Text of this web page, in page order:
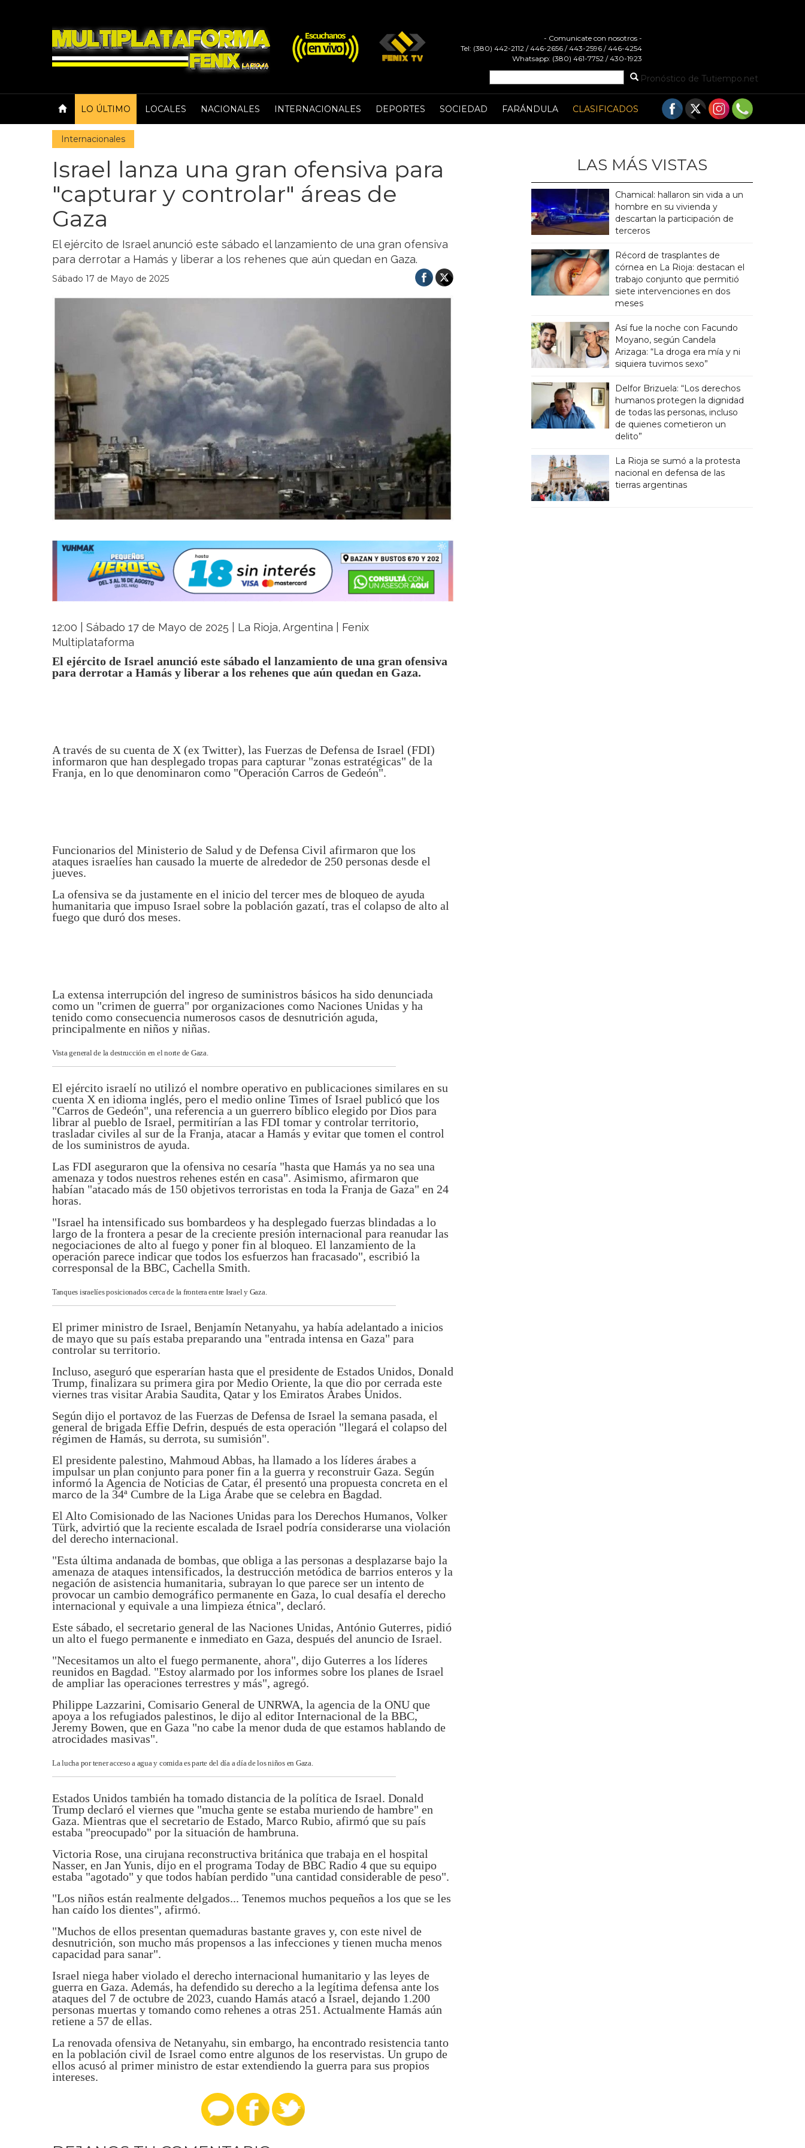
- Comunicate con nosotros -
Tel: (380) 442-2112 / 446-2656 / 443-2596 / 446-4254
Whatsapp: (380) 461-7752 / 430-1923
Pronóstico de Tutiempo.net
LO ÚLTIMO LOCALES NACIONALES INTERNACIONALES DEPORTES SOCIEDAD FARÁNDULA CLASIFICADOS
Internacionales
Israel lanza una gran ofensiva para
"capturar y controlar" áreas de
Gaza
El ejército de Israel anunció este sábado el lanzamiento de una gran ofensiva
para derrotar a Hamás y liberar a los rehenes que aún quedan en Gaza.
Sábado 17 de Mayo de 2025
12:00 | Sábado 17 de Mayo de 2025 | La Rioja, Argentina | Fenix
Multiplataforma
El ejército de Israel anunció este sábado el lanzamiento de una gran ofensiva
para derrotar a Hamás y liberar a los rehenes que aún quedan en Gaza.
A través de su cuenta de X (ex Twitter), las Fuerzas de Defensa de Israel (FDI)
informaron que han desplegado tropas para capturar "zonas estratégicas" de la
Franja, en lo que denominaron como "Operación Carros de Gedeón".
Funcionarios del Ministerio de Salud y de Defensa Civil afirmaron que los
ataques israelíes han causado la muerte de alrededor de 250 personas desde el
jueves.
La ofensiva se da justamente en el inicio del tercer mes de bloqueo de ayuda
humanitaria que impuso Israel sobre la población gazatí, tras el colapso de alto al
fuego que duró dos meses.
La extensa interrupción del ingreso de suministros básicos ha sido denunciada
como un "crimen de guerra" por organizaciones como Naciones Unidas y ha
tenido como consecuencia numerosos casos de desnutrición aguda,
principalmente en niños y niñas.
Vista general de la destrucción en el norte de Gaza.
El ejército israelí no utilizó el nombre operativo en publicaciones similares en su
cuenta X en idioma inglés, pero el medio online Times of Israel publicó que los
"Carros de Gedeón", una referencia a un guerrero bíblico elegido por Dios para
librar al pueblo de Israel, permitirían a las FDI tomar y controlar territorio,
trasladar civiles al sur de la Franja, atacar a Hamás y evitar que tomen el control
de los suministros de ayuda.
Las FDI aseguraron que la ofensiva no cesaría "hasta que Hamás ya no sea una
amenaza y todos nuestros rehenes estén en casa". Asimismo, afirmaron que
habían "atacado más de 150 objetivos terroristas en toda la Franja de Gaza" en 24
horas.
"Israel ha intensificado sus bombardeos y ha desplegado fuerzas blindadas a lo
largo de la frontera a pesar de la creciente presión internacional para reanudar las
negociaciones de alto al fuego y poner fin al bloqueo. El lanzamiento de la
operación parece indicar que todos los esfuerzos han fracasado", escribió la
corresponsal de la BBC, Cachella Smith.
Tanques israelíes posicionados cerca de la frontera entre Israel y Gaza.
El primer ministro de Israel, Benjamín Netanyahu, ya había adelantado a inicios
de mayo que su país estaba preparando una "entrada intensa en Gaza" para
controlar su territorio.
Incluso, aseguró que esperarían hasta que el presidente de Estados Unidos, Donald
Trump, finalizara su primera gira por Medio Oriente, la que dio por cerrada este
viernes tras visitar Arabia Saudita, Qatar y los Emiratos Árabes Unidos.
Según dijo el portavoz de las Fuerzas de Defensa de Israel la semana pasada, el
general de brigada Effie Defrin, después de esta operación "llegará el colapso del
régimen de Hamás, su derrota, su sumisión".
El presidente palestino, Mahmoud Abbas, ha llamado a los líderes árabes a
impulsar un plan conjunto para poner fin a la guerra y reconstruir Gaza. Según
informó la Agencia de Noticias de Catar, él presentó una propuesta concreta en el
marco de la 34ª Cumbre de la Liga Árabe que se celebra en Bagdad.
El Alto Comisionado de las Naciones Unidas para los Derechos Humanos, Volker
Türk, advirtió que la reciente escalada de Israel podría considerarse una violación
del derecho internacional.
"Esta última andanada de bombas, que obliga a las personas a desplazarse bajo la
amenaza de ataques intensificados, la destrucción metódica de barrios enteros y la
negación de asistencia humanitaria, subrayan lo que parece ser un intento de
provocar un cambio demográfico permanente en Gaza, lo cual desafía el derecho
internacional y equivale a una limpieza étnica", declaró.
Este sábado, el secretario general de las Naciones Unidas, António Guterres, pidió
un alto el fuego permanente e inmediato en Gaza, después del anuncio de Israel.
"Necesitamos un alto el fuego permanente, ahora", dijo Guterres a los líderes
reunidos en Bagdad. "Estoy alarmado por los informes sobre los planes de Israel
de ampliar las operaciones terrestres y más", agregó.
Philippe Lazzarini, Comisario General de UNRWA, la agencia de la ONU que
apoya a los refugiados palestinos, le dijo al editor Internacional de la BBC,
Jeremy Bowen, que en Gaza "no cabe la menor duda de que estamos hablando de
atrocidades masivas".
La lucha por tener acceso a agua y comida es parte del día a día de los niños en Gaza.
Estados Unidos también ha tomado distancia de la política de Israel. Donald
Trump declaró el viernes que "mucha gente se estaba muriendo de hambre" en
Gaza. Mientras que el secretario de Estado, Marco Rubio, afirmó que su país
estaba "preocupado" por la situación de hambruna.
Victoria Rose, una cirujana reconstructiva británica que trabaja en el hospital
Nasser, en Jan Yunis, dijo en el programa Today de BBC Radio 4 que su equipo
estaba "agotado" y que todos habían perdido "una cantidad considerable de peso".
"Los niños están realmente delgados... Tenemos muchos pequeños a los que se les
han caído los dientes", afirmó.
"Muchos de ellos presentan quemaduras bastante graves y, con este nivel de
desnutrición, son mucho más propensos a las infecciones y tienen mucha menos
capacidad para sanar".
Israel niega haber violado el derecho internacional humanitario y las leyes de
guerra en Gaza. Además, ha defendido su derecho a la legítima defensa ante los
ataques del 7 de octubre de 2023, cuando Hamás atacó a Israel, dejando 1.200
personas muertas y tomando como rehenes a otras 251. Actualmente Hamás aún
retiene a 57 de ellas.
La renovada ofensiva de Netanyahu, sin embargo, ha encontrado resistencia tanto
en la población civil de Israel como entre algunos de los reservistas. Un grupo de
ellos acusó al primer ministro de estar extendiendo la guerra para sus propios
intereses.
LAS MÁS VISTAS
Chamical: hallaron sin vida a un
hombre en su vivienda y
descartan la participación de
terceros
Récord de trasplantes de
córnea en La Rioja: destacan el
trabajo conjunto que permitió
siete intervenciones en dos
meses
Así fue la noche con Facundo
Moyano, según Candela
Arizaga: “La droga era mía y ni
siquiera tuvimos sexo”
Delfor Brizuela: “Los derechos
humanos protegen la dignidad
de todas las personas, incluso
de quienes cometieron un
delito”
La Rioja se sumó a la protesta
nacional en defensa de las
tierras argentinas